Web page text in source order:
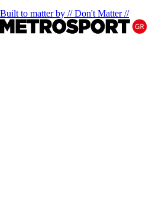
Built to matter by // Don't Matter //